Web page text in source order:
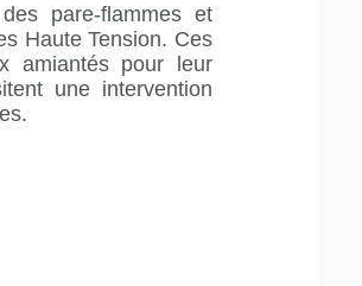
pare-flammes et
Haute Tension. Ces
amiantés pour leur
une intervention